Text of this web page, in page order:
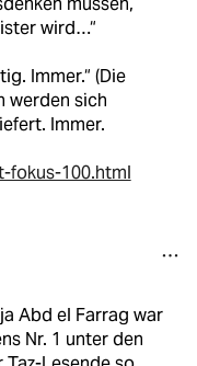
wird…“
Immer.“ (Die
werden sich
Immer.
fokus-100.html
Abd el Farrag war
Nr. 1 unter den